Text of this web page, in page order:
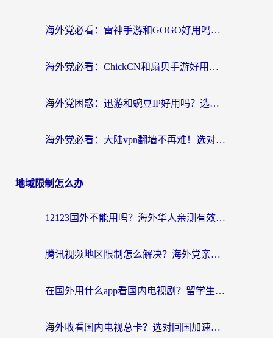
海外党必看：雷神手游和GOGO好用吗？3步选对回国加速器，无缝刷剧玩原神
海外党必看：ChickCN和扇贝手游好用吗？3步选对回国加速器无缝刷国内资源
海外党困惑：迅游和豌豆IP好用吗？选对回国加速器，刷剧游戏再也不卡
海外党必看：大陆vpn翻墙不再难！选对加速器，无缝刷国内资源
地域限制怎么办
12123国外不能用吗？海外华人亲测有效的回国加速方案来了
腾讯视频地区限制怎么解决？海外党亲测有效的回国加速器选择指南
在国外用什么app看国内电视剧？留学生亲测有效的回国加速方案
海外收看国内电视总卡？选对回国加速器，让你流畅追《狂飙》《长相思》